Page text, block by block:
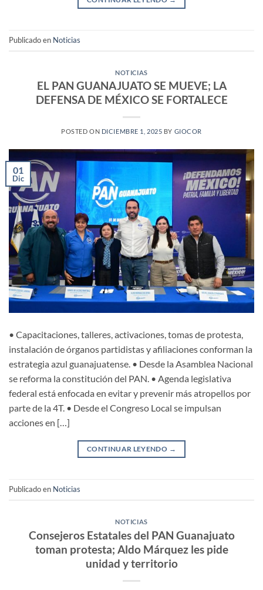
Publicado en Noticias
NOTICIAS
EL PAN GUANAJUATO SE MUEVE; LA
DEFENSA DE MÉXICO SE FORTALECE
POSTED ON DICIEMBRE 1, 2025 BY GIOCOR
01
Dic
• Capacitaciones, talleres, activaciones, tomas de protesta,
instalación de órganos partidistas y afiliaciones conforman la
estrategia azul guanajuatense. • Desde la Asamblea Nacional
se reforma la constitución del PAN. • Agenda legislativa
federal está enfocada en evitar y prevenir más atropellos por
parte de la 4T. • Desde el Congreso Local se impulsan
acciones en […]
CONTINUAR LEYENDO →
Publicado en Noticias
NOTICIAS
Consejeros Estatales del PAN Guanajuato
toman protesta; Aldo Márquez les pide
unidad y territorio